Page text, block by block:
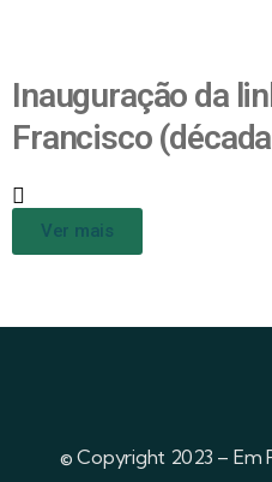
Inauguração da
Francisco
Ver mais
© Copyright 2023 – Em